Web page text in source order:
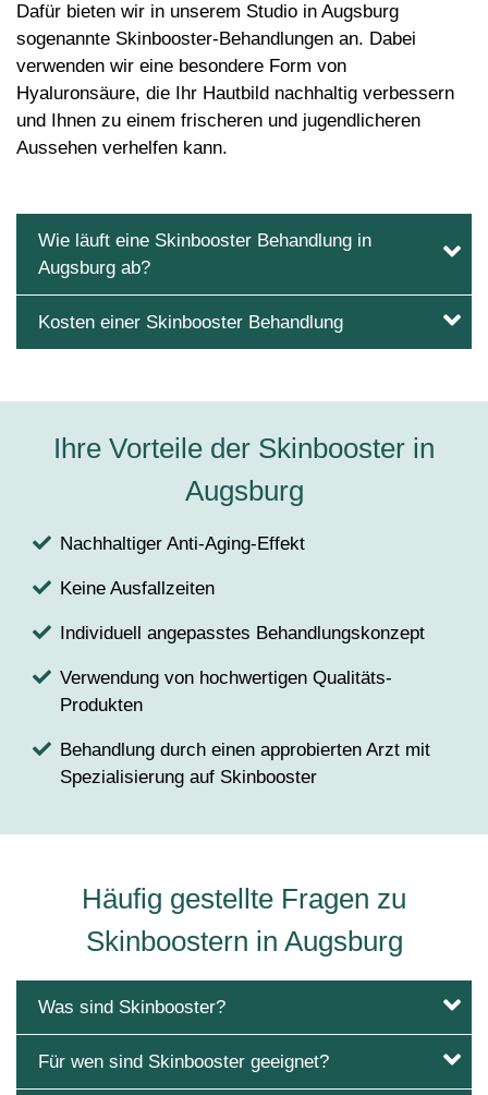
Dafür bieten wir in unserem Studio in Augsburg
sogenannte Skinbooster-Behandlungen an. Dabei
verwenden wir eine besondere Form von
Hyaluronsäure, die Ihr Hautbild nachhaltig verbessern
und Ihnen zu einem frischeren und jugendlicheren
Aussehen verhelfen kann.
Wie läuft eine Skinbooster Behandlung in
Augsburg ab?
Kosten einer Skinbooster Behandlung
Ihre Vorteile der Skinbooster in
Augsburg
Nachhaltiger Anti-Aging-Effekt
Keine Ausfallzeiten
Individuell angepasstes Behandlungskonzept
Verwendung von hochwertigen Qualitäts-
Produkten
Behandlung durch einen approbierten Arzt mit
Spezialisierung auf Skinbooster
Häufig gestellte Fragen zu
Skinboostern in Augsburg
Was sind Skinbooster?
Für wen sind Skinbooster geeignet?